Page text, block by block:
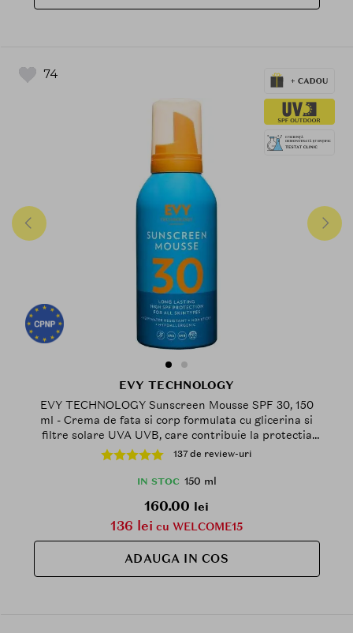
74
EVY TECHNOLOGY
EVY TECHNOLOGY Sunscreen Mousse SPF 30, 150
ml - Crema de fata si corp formulata cu glicerina si
filtre solare UVA UVB, care contribuie la protectia
solara pentru toate tipurile de ten, inclusiv pentru
copii si persoane cu ten sensibil, dermatita, vitiligo
sau alergie solara, Outdoor
137 de review-uri
IN STOC 150 ml
160.00 lei
136 lei cu WELCOME15
ADAUGA IN COS